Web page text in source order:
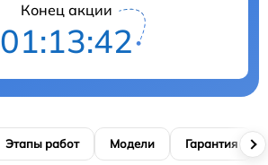
Конец акции
01:13:41
Этапы работ Модели Гарантия